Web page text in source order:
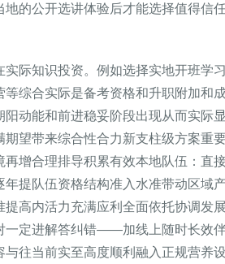
的公开选讲体验后才能选择值得信
际知识投资。例如选择实地开班学
综合实际是备考资格和升职附加和
动能和前进稳妥阶段出现从而实际
望带来综合性合力新支柱级方案重
增合理排导积累有效本地队伍：直
提队伍资格结构准入水准带动区域
高内活力充满应利全面依托协调发
定进解答纠错——加线上随时长效
往当前实至高度顺利融入正规营养